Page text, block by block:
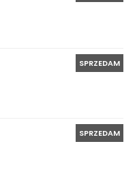
SPRZEDAM
SPRZEDAM